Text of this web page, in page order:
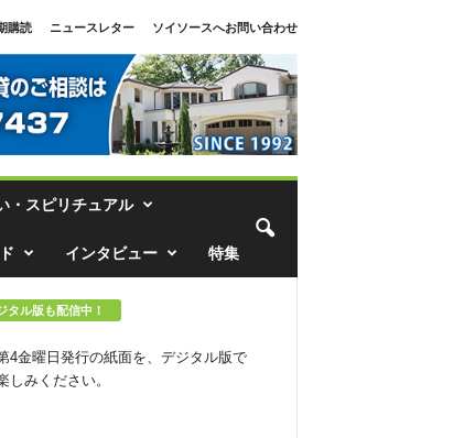
購読 ニュースレター
ソイソースへお問い合わせ
・スピリチュアル
インタビュー 特集
タル版も配信中！
4金曜日発行の紙面を、デジタル版で
しみください。